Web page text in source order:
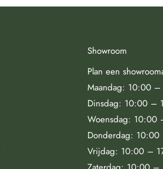
Showroom
Plan een
Maandag: 10:00
Dinsdag: 10:00 –
Woensdag: 10:00
Donderdag:
Vrijdag: 10:00 –